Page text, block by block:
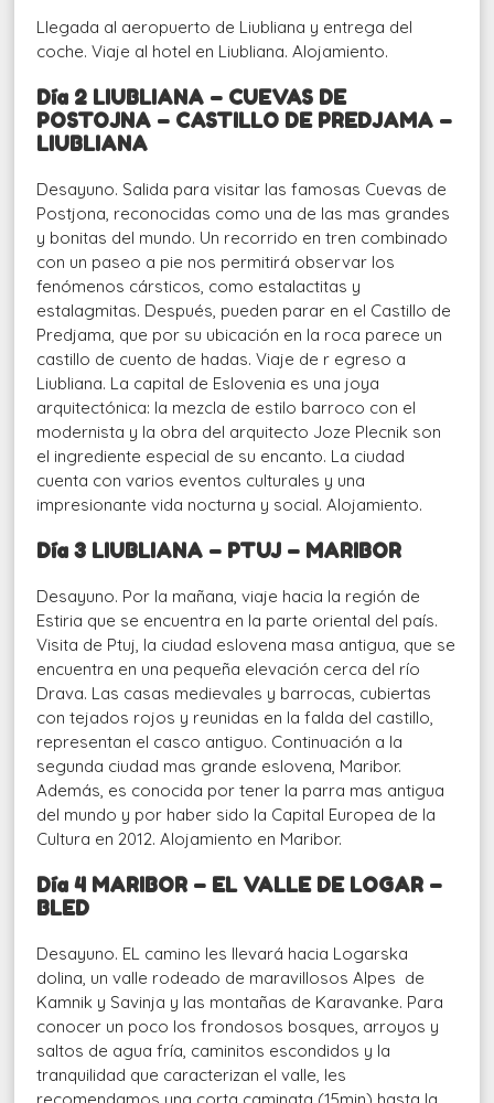
Llegada al aeropuerto de Liubliana y entrega del
coche. Viaje al hotel en Liubliana. Alojamiento.
Día 2 LIUBLIANA – CUEVAS DE
POSTOJNA – CASTILLO DE PREDJAMA –
LIUBLIANA
Desayuno. Salida para visitar las famosas Cuevas de
Postjona, reconocidas como una de las mas grandes
y bonitas del mundo. Un recorrido en tren combinado
con un paseo a pie nos permitirá observar los
fenómenos cársticos, como estalactitas y
estalagmitas. Después, pueden parar en el Castillo de
Predjama, que por su ubicación en la roca parece un
castillo de cuento de hadas. Viaje de r egreso a
Liubliana. La capital de Eslovenia es una joya
arquitectónica: la mezcla de estilo barroco con el
modernista y la obra del arquitecto Joze Plecnik son
el ingrediente especial de su encanto. La ciudad
cuenta con varios eventos culturales y una
impresionante vida nocturna y social. Alojamiento.
Día 3 LIUBLIANA – PTUJ – MARIBOR
Desayuno. Por la mañana, viaje hacia la región de
Estiria que se encuentra en la parte oriental del país.
Visita de Ptuj, la ciudad eslovena masa antigua, que se
encuentra en una pequeña elevación cerca del río
Drava. Las casas medievales y barrocas, cubiertas
con tejados rojos y reunidas en la falda del castillo,
representan el casco antiguo. Continuación a la
segunda ciudad mas grande eslovena, Maribor.
Además, es conocida por tener la parra mas antigua
del mundo y por haber sido la Capital Europea de la
Cultura en 2012. Alojamiento en Maribor.
Día 4 MARIBOR – EL VALLE DE LOGAR –
BLED
Desayuno. EL camino les llevará hacia Logarska
dolina, un valle rodeado de maravillosos Alpes de
Kamnik y Savinja y las montañas de Karavanke. Para
conocer un poco los frondosos bosques, arroyos y
saltos de agua fría, caminitos escondidos y la
tranquilidad que caracterizan el valle, les